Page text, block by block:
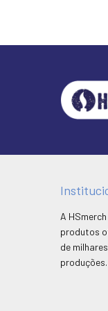
A
produtos
de
produções.